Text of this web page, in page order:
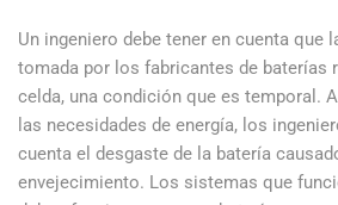
Un ingeniero debe tener en cuenta que
tomada por los fabricantes de baterías
celda, una condición que es temporal.
las necesidades de energía, los
cuenta el desgaste de la batería
envejecimiento. Los sistemas que